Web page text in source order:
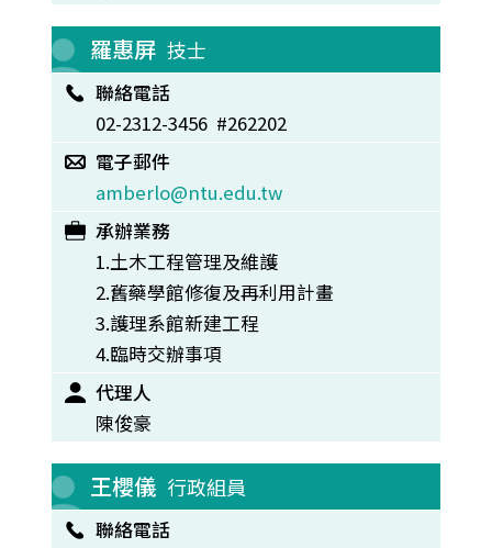
羅惠屏 技士
聯絡電話
02-2312-3456 #262202
電子郵件
amberlo@ntu.edu.tw
承辦業務
1.土木工程管理及維護
2.舊藥學館修復及再利用計畫
3.護理系館新建工程
4.臨時交辦事項
代理人
陳俊豪
王櫻儀 行政組員
聯絡電話